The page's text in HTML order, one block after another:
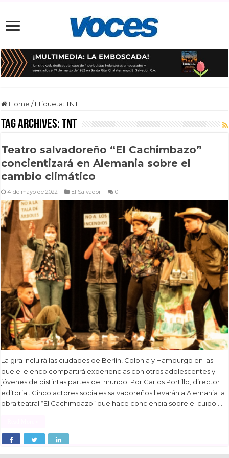
Home / Etiqueta:TNT
Tag Archives:TNT
Teatro salvadoreño “El Cachimbazo”
concientizará en Alemania sobre el
cambio climático
4 de mayo de 2022 El Salvador 0
La gira incluirá las ciudades de Berlín, Colonia y Hamburgo en las
que el elenco compartirá experiencias con otros adolescentes y
jóvenes de distintas partes del mundo. Por Carlos Portillo, director
editorial. Cinco actores sociales salvadoreños llevarán a Alemania la
obra teatral “El Cachimbazo” que hace conciencia sobre el cuido …